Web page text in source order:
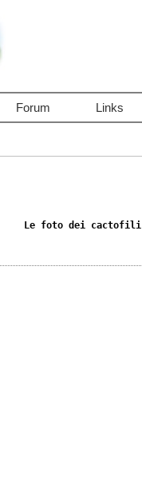
Forum Links
Le foto dei cactofili